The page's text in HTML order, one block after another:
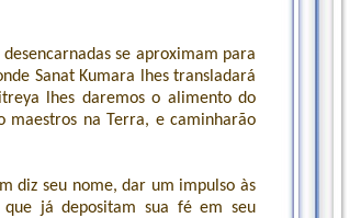
se aproximam para
Sanat Kumara lhes transladará
lhes daremos o alimento do
maestros na Terra, e caminharão
diz seu nome, dar um impulso às
já depositam sua fé em seu